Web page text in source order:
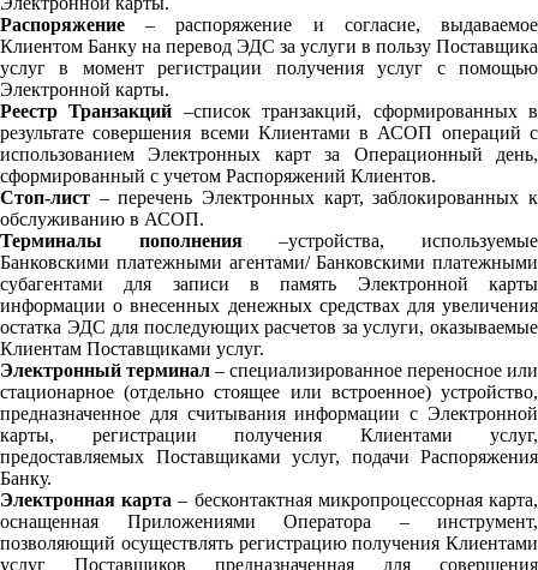
Распоряжение – распоряжение и согласие, выдаваемое
Клиентом Банку на перевод ЭДС за услуги в пользу Поставщика
услуг в момент регистрации получения услуг с помощью
Электронной карты.
Реестр Транзакций –список транзакций, сформированных в
результате совершения всеми Клиентами в АСОП операций с
использованием Электронных карт за Операционный день,
сформированный с учетом Распоряжений Клиентов.
Стоп-лист – перечень Электронных карт, заблокированных к
обслуживанию в АСОП.
Терминалы пополнения–устройства, используемые
Банковскими платежными агентами/ Банковскими платежными
субагентами для записи в память Электронной карты
информации о внесенных денежных средствах для увеличения
остатка ЭДС для последующих расчетов за услуги, оказываемые
Клиентам Поставщиками услуг.
Электронный терминал – специализированное переносное или
стационарное (отдельно стоящее или встроенное) устройство,
предназначенное для считывания информации с Электронной
карты, регистрации получения Клиентами услуг,
предоставляемых Поставщиками услуг, подачи Распоряжения
Банку.
Электронная карта – бесконтактная микропроцессорная карта,
оснащенная Приложениями Оператора – инструмент,
позволяющий осуществлять регистрацию получения Клиентами
услуг Поставщиков предназначенная для совершения